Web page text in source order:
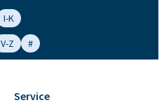
I-K
V-Z #
Service